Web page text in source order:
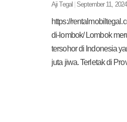
Aji Tegal September 11, 2024
https://
di-lombok/ Lombok
tersohor di Indonesia
juta jiwa. Terletak di